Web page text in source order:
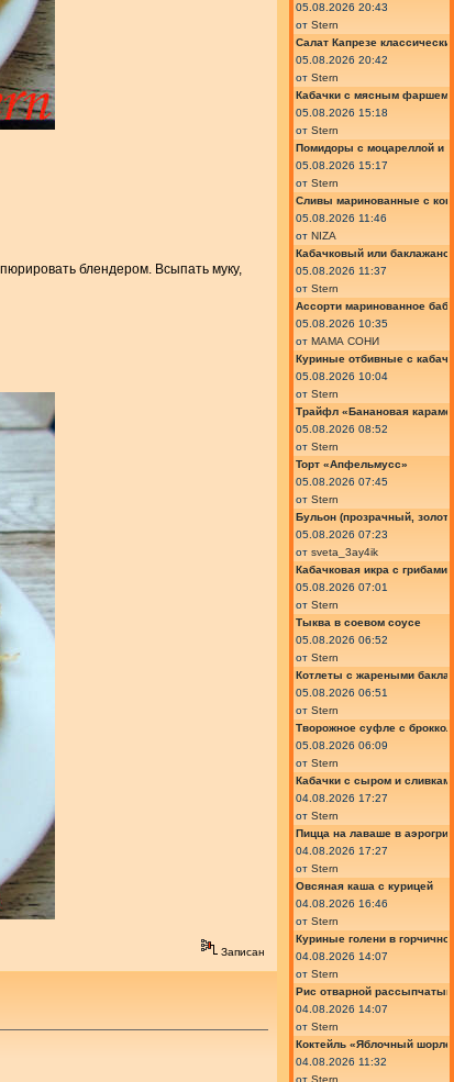
блендером. Всыпать муку,
Записан
05.08.2026 20:43
от Stern
Салат Капрезе
05.08.2026 20:42
от Stern
Кабачки с мясным фаршем
05.08.2026 15:18
от Stern
Помидоры с моцареллой и
05.08.2026 15:17
от Stern
Сливы маринованные с
05.08.2026 11:46
от NIZA
Кабачковый или
05.08.2026 11:37
от Stern
Ассорти маринованное
05.08.2026 10:35
от МАМА СОНИ
Куриные отбивные с
05.08.2026 10:04
от Stern
Трайфл «Банановая
05.08.2026 08:52
от Stern
Торт «Апфельмусс»
05.08.2026 07:45
от Stern
Бульон (прозрачный,
05.08.2026 07:23
от sveta_3ay4ik
Кабачковая икра с грибами
05.08.2026 07:01
от Stern
Тыква в соевом соусе
05.08.2026 06:52
от Stern
Котлеты с жареными
05.08.2026 06:51
от Stern
Творожное суфле с
05.08.2026 06:09
от Stern
Кабачки с сыром и
04.08.2026 17:27
от Stern
Пицца на лаваше в
04.08.2026 17:27
от Stern
Овсяная каша с курицей
04.08.2026 16:46
от Stern
Куриные голени в
04.08.2026 14:07
от Stern
Рис отварной рассыпчатый
04.08.2026 14:07
от Stern
Коктейль «Яблочный
04.08.2026 11:32
от Stern